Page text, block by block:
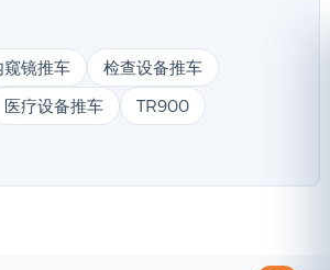
窥镜推车
检查设备推车
医疗设备推车
TR900